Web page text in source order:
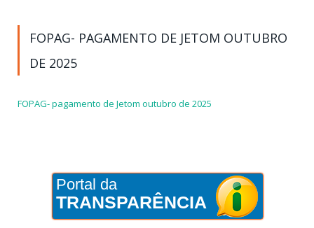
FOPAG- PAGAMENTO DE JETOM OUTUBRO
DE 2025
FOPAG- pagamento de Jetom outubro de 2025
Portal da
TRANSPARÊNCIA